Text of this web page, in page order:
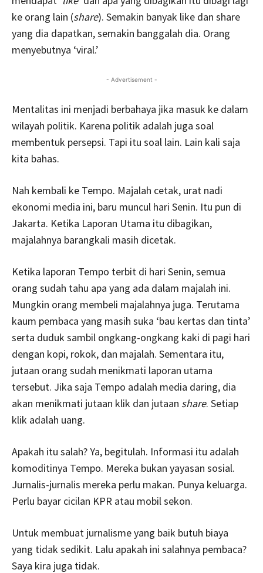
ke orang lain (share). Semakin banyak like dan share
yang dia dapatkan, semakin banggalah dia. Orang
menyebutnya ‘viral.’
- Advertisement -
Mentalitas ini menjadi berbahaya jika masuk ke dalam
wilayah politik. Karena politik adalah juga soal
membentuk persepsi. Tapi itu soal lain. Lain kali saja
kita bahas.
Nah kembali ke Tempo. Majalah cetak, urat nadi
ekonomi media ini, baru muncul hari Senin. Itu pun di
Jakarta. Ketika Laporan Utama itu dibagikan,
majalahnya barangkali masih dicetak.
Ketika laporan Tempo terbit di hari Senin, semua
orang sudah tahu apa yang ada dalam majalah ini.
Mungkin orang membeli majalahnya juga. Terutama
kaum pembaca yang masih suka ‘bau kertas dan tinta’
serta duduk sambil ongkang-ongkang kaki di pagi hari
dengan kopi, rokok, dan majalah. Sementara itu,
jutaan orang sudah menikmati laporan utama
tersebut. Jika saja Tempo adalah media daring, dia
akan menikmati jutaan klik dan jutaan share. Setiap
klik adalah uang.
Apakah itu salah? Ya, begitulah. Informasi itu adalah
komoditinya Tempo. Mereka bukan yayasan sosial.
Jurnalis-jurnalis mereka perlu makan. Punya keluarga.
Perlu bayar cicilan KPR atau mobil sekon.
Untuk membuat jurnalisme yang baik butuh biaya
yang tidak sedikit. Lalu apakah ini salahnya pembaca?
Saya kira juga tidak.